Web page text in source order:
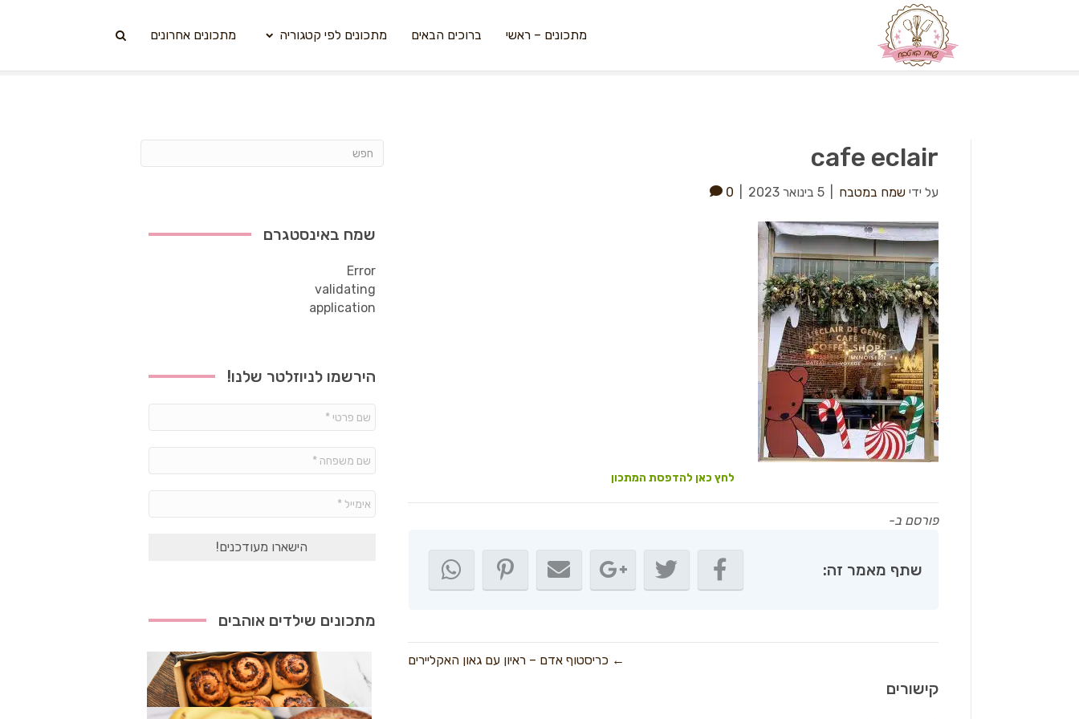
מתכונים – ראשי ברוכים הבאים מתכונים לפי קטגוריה מתכונים אחרונים
cafe eclair
על ידי שמח במטבח 5 בינואר 2023 0
לחץ כאן להדפסת המתכון
פורסם ב-
שתף מאמר זה:
← כריסטוף אדם – ראיון עם גאון האקליירים
קישורים
שמח באינסטגרם
Error
validating
application
הירשמו לניוזלטר שלנו!
פרטי
משפחה
*
מתכונים שילדים אוהבים